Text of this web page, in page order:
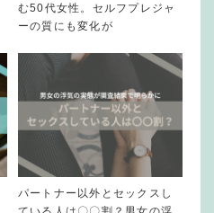
む50代女性。セルフプレジャ
ーの質にも変化が
パートナー以外とセックスし